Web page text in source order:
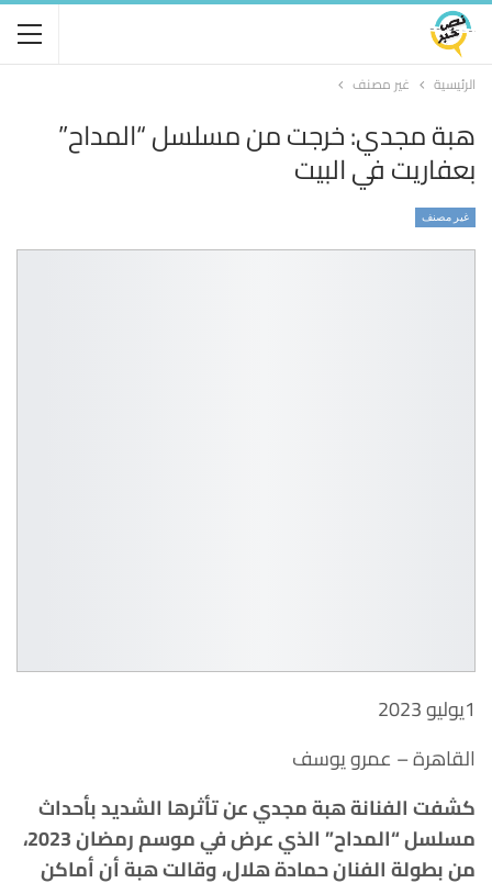
الرئيسية غير مصنف
هبة مجدي: خرجت من مسلسل “المداح”
بعفاريت في البيت
غير مصنف
1يوليو 2023
القاهرة – عمرو يوسف
كشفت الفنانة هبة مجدي عن تأثرها الشديد بأحداث
مسلسل “المداح” الذي عرض في موسم رمضان 2023،
من بطولة الفنان حمادة هلال، وقالت هبة أن أماكن